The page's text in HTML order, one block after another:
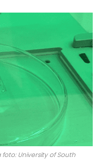
University of South